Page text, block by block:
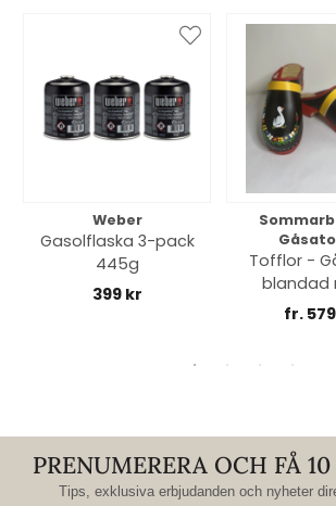
Weber
Gasolflaska 3-pack
445g
399 kr
Tofflor -
blandad
fr.
PRENUMERERA OCH FÅ
Tips, exklusiva erbjudanden och nyheter